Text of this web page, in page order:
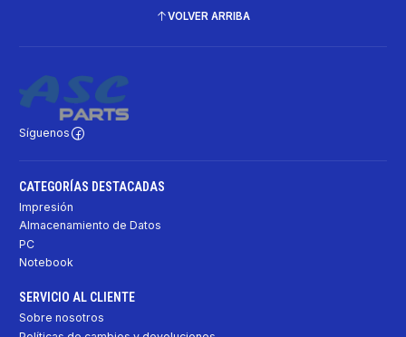
VOLVER ARRIBA
Síguenos
CATEGORÍAS DESTACADAS
Impresión
Almacenamiento de Datos
PC
Notebook
SERVICIO AL CLIENTE
Sobre nosotros